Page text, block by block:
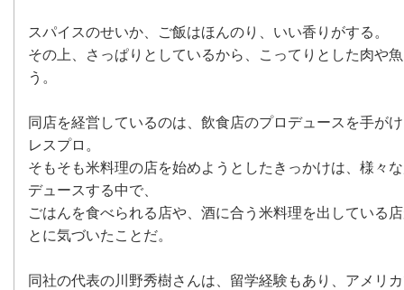
スパイスのせいか、ご飯はほんのり、いい香りがする。
その上、さっぱりとしているから、こってりとした肉や
う。
同店を経営しているのは、飲食店のプロデュースを手が
レスプロ。
そもそも米料理の店を始めようとしたきっかけは、様々
デュースする中で、
ごはんを食べられる店や、酒に合う米料理を出している
とに気づいたことだ。
同社の代表の川野秀樹さんは、留学経験もあり、アメリ